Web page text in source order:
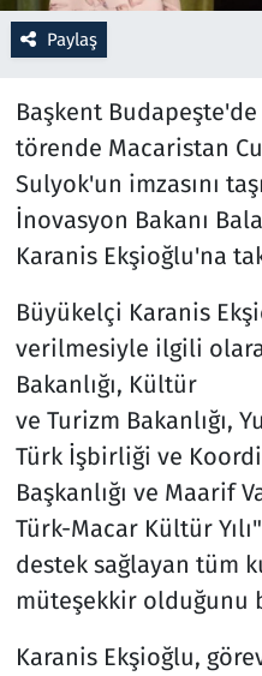
Paylaş
Başkent
törende Macaristan
Sulyok'un imzasını
İnovasyon Bakanı
Karanis Ekşioğlu'na
Büyükelçi Karanis
verilmesiyle ilgili
Bakanlığı, Kültür
ve Turizm Bakanlığı,
Türk İşbirliği ve
Başkanlığı ve Maarif
Türk-Macar Kültür
destek sağlayan tüm
müteşekkir olduğunu
Karanis Ekşioğlu,
Seçim 2023
Teknoloji ve Bilim
Televizyon